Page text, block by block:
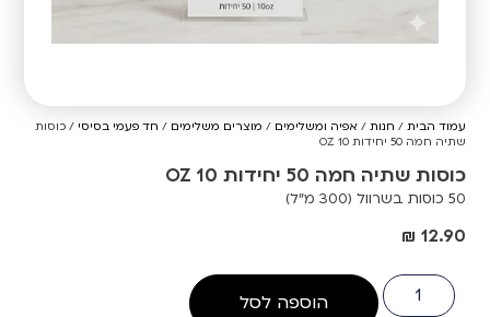
עמוד הבית / חנות / אפיה ומשלימים / מוצרים משלימים / חד פעמי בסיסי / כוסות
שתיה חמה 50 יחידות 10 OZ
כוסות שתיה חמה 50 יחידות 10 OZ
50 כוסות בשרוול (300 מ"ל)
₪ 12.90
הוספה לסל